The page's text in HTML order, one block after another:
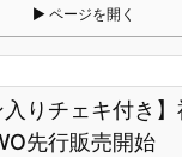
ページを開く
入りチェキ付き
先行販売開始